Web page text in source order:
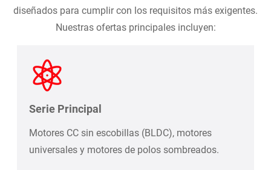
diseñados para cumplir con los requisitos más exigentes.
Nuestras ofertas principales incluyen:
Serie Principal
Motores CC sin escobillas (BLDC), motores
universales y motores de polos sombreados.